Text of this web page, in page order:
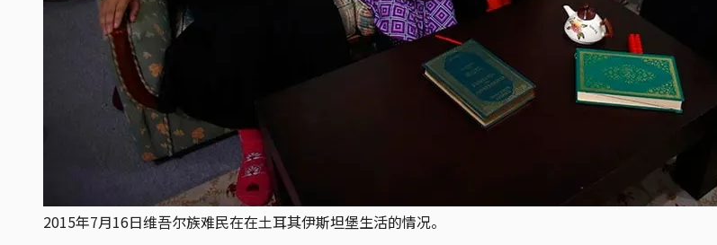
2015年7月16日维吾尔族难民在在土耳其伊斯坦堡生活的情况。